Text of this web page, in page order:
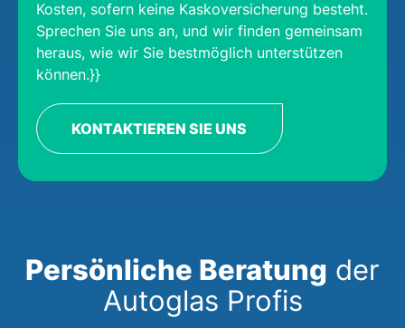
Kosten, sofern keine Kaskoversicherung besteht.
Sprechen Sie uns an, und wir finden gemeinsam
heraus, wie wir Sie bestmöglich unterstützen
können.}}
KONTAKTIEREN SIE UNS
Persönliche Beratung der
Autoglas Profis